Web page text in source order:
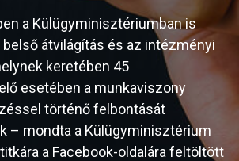
a Külügyminisztériumban is
átvilágítás és az intézményi
keretében 45
esetében a munkaviszony
történő felbontását
– mondta a Külügyminisztérium
a Facebook-oldalára feltöltött